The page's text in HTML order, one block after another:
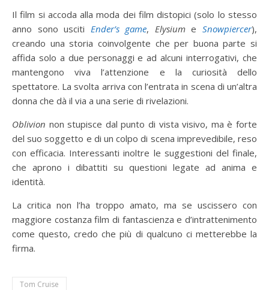
Il film si accoda alla moda dei film distopici (solo lo stesso
anno sono usciti Ender’s game, ElysiumeSnowpiercer),
creando una storia coinvolgente che per buona parte si
affida solo a due personaggi e ad alcuni interrogativi, che
mantengono viva l’attenzione e la curiosità dello
spettatore. La svolta arriva con l’entrata in scena di un’altra
donna che dà il via a una serie di rivelazioni.
Oblivion non stupisce dal punto di vista visivo, ma è forte
del suo soggetto e di un colpo di scena imprevedibile, reso
con efficacia. Interessanti inoltre le suggestioni del finale,
che aprono i dibattiti su questioni legate ad anima e
identità.
La critica non l’ha troppo amato, ma se uscissero con
maggiore costanza film di fantascienza e d’intrattenimento
come questo, credo che più di qualcuno ci metterebbe la
firma.
Tom Cruise